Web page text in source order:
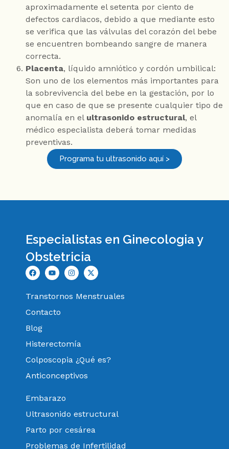
aproximadamente el setenta por ciento de
defectos cardiacos, debido a que mediante esto
se verifica que las válvulas del corazón del bebe
se encuentren bombeando sangre de manera
correcta.
Placenta, líquido amniótico y cordón umbilical:
Son uno de los elementos más importantes para
la sobrevivencia del bebe en la gestación, por lo
que en caso de que se presente cualquier tipo de
anomalía en el ultrasonido estructural, el
médico especialista deberá tomar medidas
preventivas.
Programa tu ultrasonido aquí >
Especialistas en Ginecologia y
Obstetricia
Transtornos Menstruales
Contacto
Blog
Histerectomía
Colposcopia ¿Qué es?
Anticonceptivos
Embarazo
Ultrasonido estructural
Parto por cesárea
Problemas de Infertilidad